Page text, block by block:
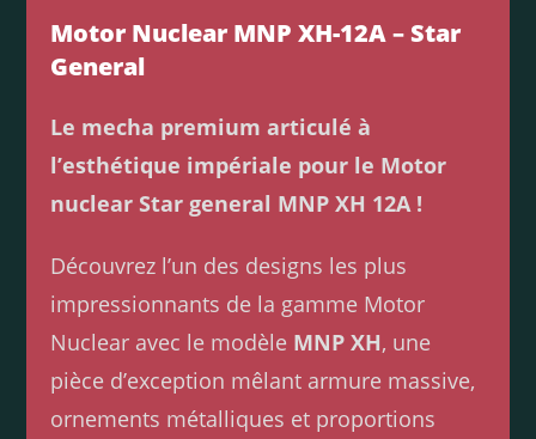
Motor Nuclear MNP XH-12A – Star
General
Le mecha premium articulé à
l’esthétique impériale pour le Motor
nuclear Star general MNP XH 12A !
Découvrez l’un des designs les plus
impressionnants de la gamme Motor
Nuclear avec le modèle MNP XH, une
pièce d’exception mêlant armure massive,
ornements métalliques et proportions